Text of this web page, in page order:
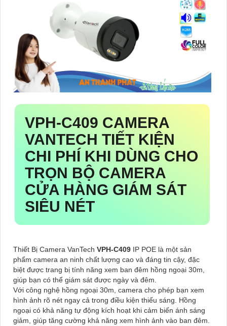
VPH-C409 CAMERA
VANTECH TIẾT KIỆN
CHI PHÍ KHI DÙNG CHO
TRỌN BỘ CAMERA
CỬA HÀNG GIÁM SÁT
SIÊU NÉT
Thiết Bị Camera VanTech VPH-C409 IP POE là một sản
phẩm camera an ninh chất lượng cao và đáng tin cậy, đặc
biệt được trang bị tính năng xem ban đêm hồng ngoại 30m,
giúp bạn có thể giám sát được ngày và đêm.
Với công nghệ hồng ngoại 30m, camera cho phép bạn xem
hình ảnh rõ nét ngay cả trong điều kiện thiếu sáng. Hồng
ngoại có khả năng tự động kích hoạt khi cảm biến ánh sáng
giảm, giúp tăng cường khả năng xem hình ảnh vào ban đêm.